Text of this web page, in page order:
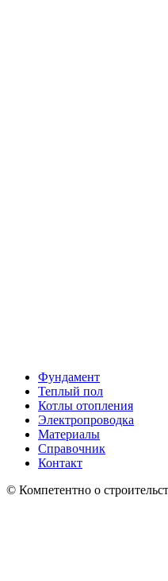
Фундамент
Теплый пол
Котлы отопления
Электропроводка
Материалы
Справочник
Контакт
© Компетентно о